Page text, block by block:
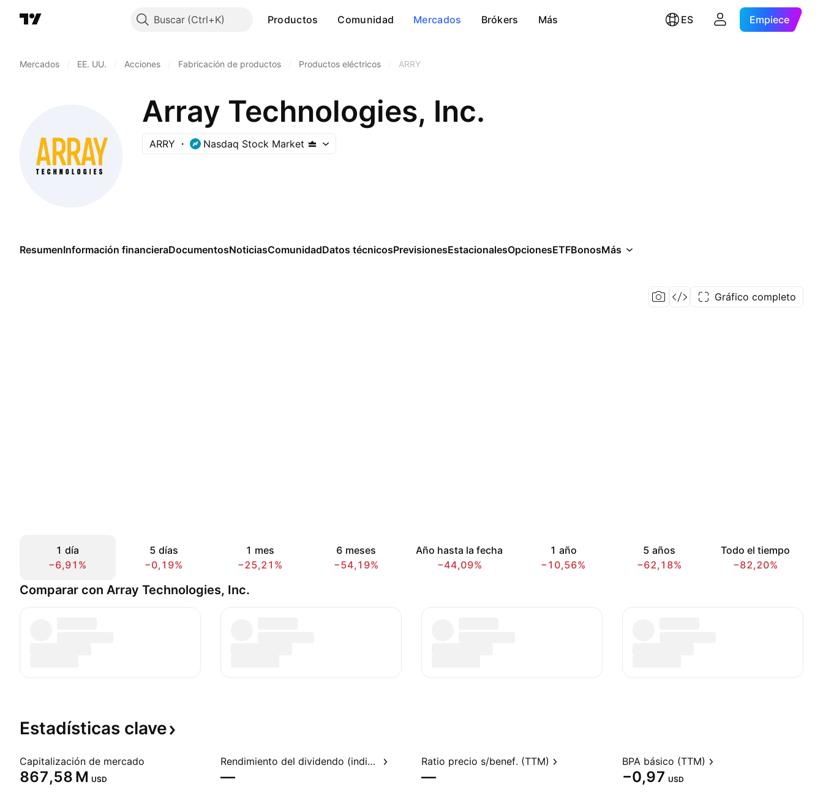
Buscar Productos Comunidad Mercados Brókers Más ES Empiece
Mercados EE. UU. Acciones Fabricación de productos Productos eléctricos ARRY
Array Technologies, Inc.
ARRY Nasdaq Stock Market
ResumenInformación financieraDocumentosNoticiasComunidadDatos técnicosPrevisionesEstacionalesOpcionesETFBonosMás
Gráfico completo
1 día
−6,91%
5 días
−0,19%
1 mes
−25,21%
6 meses
−54,19%
Año hasta la fecha
−44,09%
1 año
−10,56%
5 años
−62,18%
Todo el tiempo
−82,20%
Comparar con Array Technologies, Inc.
Estadísticas clave
Capitalización de mercado
‪867,58 M‬ USD
Rendimiento del dividendo (indicado)
—
Ratio precio s/benef. (TTM)
—
BPA básico (TTM)
−0,97 USD